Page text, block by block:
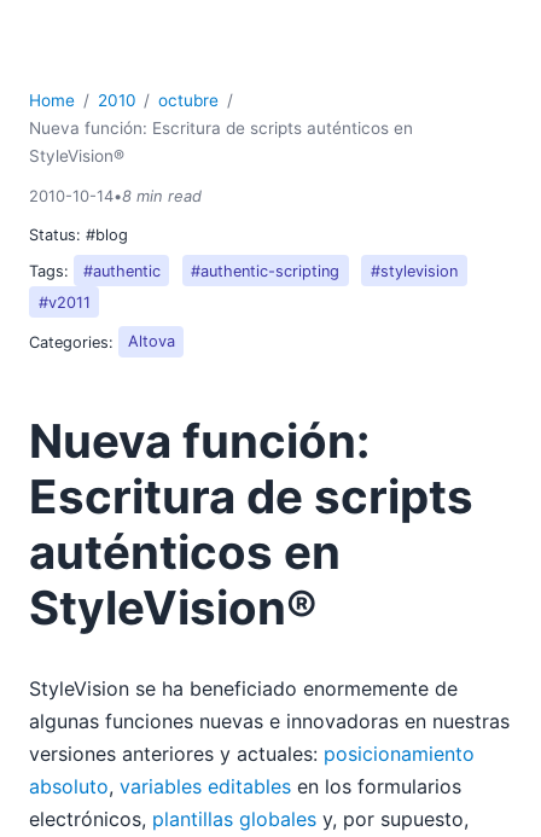
Home 2010
octubre
Nueva función: Escritura de scripts auténticos en
StyleVision®
2010-10-14•8 min read
Status: #blog
Tags:
#authentic #authentic-scripting
#stylevision
#v2011
Categories: Altova
Nueva función:
Escritura de scripts
auténticos en
StyleVision®
StyleVision se ha beneficiado enormemente de
algunas funciones nuevas e innovadoras en nuestras
versiones anteriores y actuales: posicionamiento
absoluto, variables editables en los formularios
electrónicos, plantillas globales y, por supuesto,